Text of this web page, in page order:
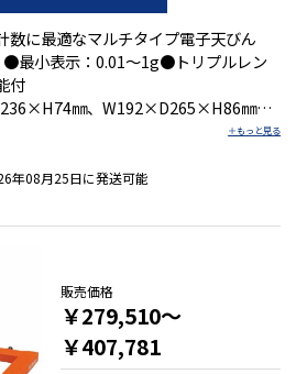
数に最適なマルチタイプ電子天びん
最小表示：0.01～1g●トリプルレン
付
㎜、W192×D265×H86㎜
を追求した音叉センサを採用
ドで、計量・計数作業に対応
Ｂバスパワー標準装備
納ケース標準装備
年08月25日に発送可能
販売価格
￥279,510～
￥407,781